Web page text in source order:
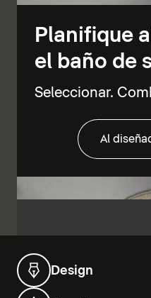
Planifique
el baño de
Seleccionar.
Al
Design